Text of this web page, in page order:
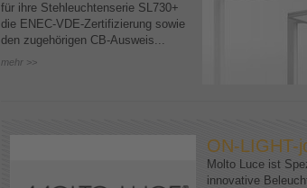
für ihre Stehleuchtenserie SL730+
die ENEC-VDE-Zertifizierung sowie
den zugehörigen CB-Ausweis...
mehr >>
ON-LIGHT-
Molto Luce ist
innovative